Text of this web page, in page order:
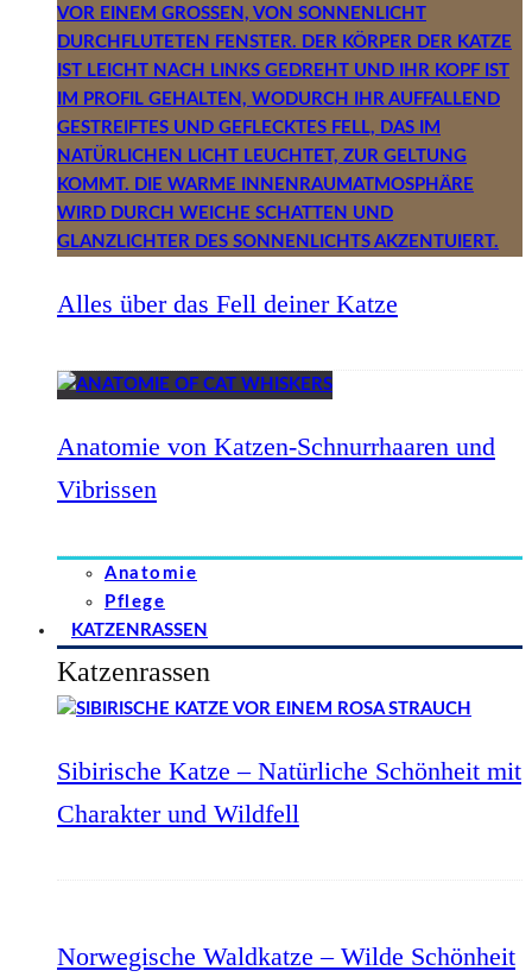
Alles über das Fell deiner Katze
Anatomie von Katzen-Schnurrhaaren und
Vibrissen
Anatomie
Pflege
KATZENRASSEN
Katzenrassen
Sibirische Katze – Natürliche Schönheit mit
Charakter und Wildfell
Norwegische Waldkatze – Wilde Schönheit